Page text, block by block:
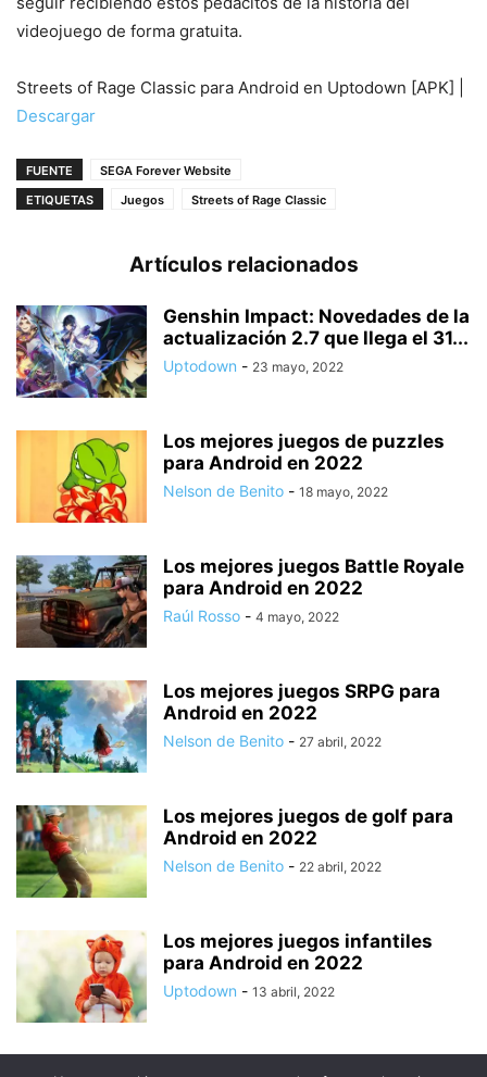
videojuego de forma gratuita.
Streets of Rage Classic para Android en Uptodown [APK] |
Descargar
FUENTE
SEGA Forever Website
ETIQUETAS
Juegos Streets of Rage Classic
Artículos relacionados
Genshin Impact: Novedades de la
actualización 2.7 que llega el 31...
Uptodown - 23 mayo, 2022
Los mejores juegos de puzzles
para Android en 2022
Nelson de Benito - 18 mayo, 2022
Los mejores juegos Battle Royale
para Android en 2022
Raúl Rosso - 4 mayo, 2022
Los mejores juegos SRPG para
Android en 2022
Nelson de Benito - 27 abril, 2022
Los mejores juegos de golf para
Android en 2022
Nelson de Benito - 22 abril, 2022
Los mejores juegos infantiles
para Android en 2022
Uptodown - 13 abril, 2022